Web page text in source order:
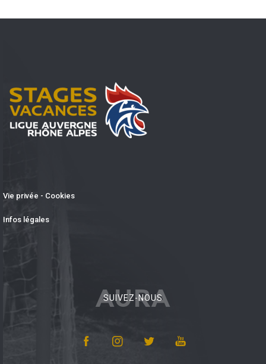
Vie privée - Cookies
Infos légales
AURA
SUIVEZ-NOUS